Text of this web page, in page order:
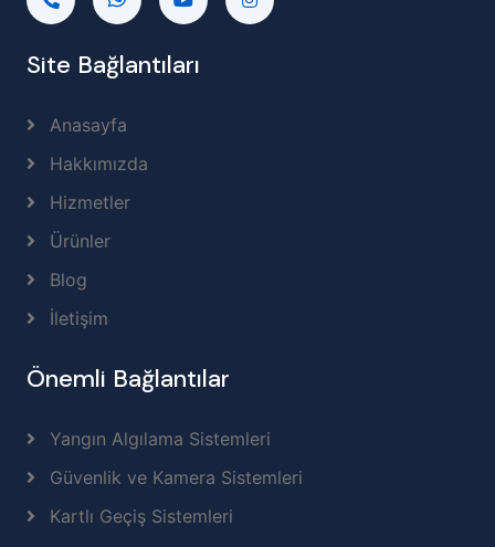
Site Bağlantıları
Anasayfa
Hakkımızda
Hizmetler
Ürünler
Blog
İletişim
Önemli Bağlantılar
Yangın Algılama Sistemleri
Güvenlik ve Kamera Sistemleri
Kartlı Geçiş Sistemleri